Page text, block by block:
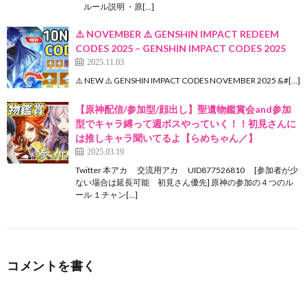
ルール説明 ・原[…]
⚠️ NOVEMBER ⚠️ GENSHIN IMPACT REDEEM
CODES 2025 – GENSHIN IMPACT CODES 2025
2025.11.03
⚠️ NEW ⚠️ GENSHIN IMPACT CODES NOVEMBER 2025 &#[…]
【原神配信/参加型/顔出し】聖遺物鑑賞会and参加
型でキャラ縛って週ボスやっていく！！初見さんに
は推しキャラ聞いてるよ【らめちゃん／】
2025.03.19
Twitter 本アカ 交流用アカ UID877526810 [参加者が少
ない場合は延長可能 初見さん優先] 原神の参加の４つのル
ール １チャン[…]
コメントを書く